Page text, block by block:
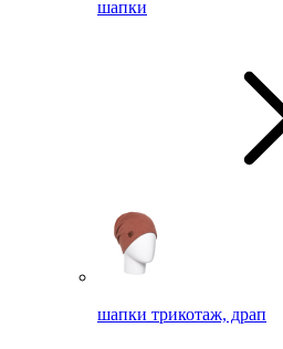
шапки
шапки трикотаж, драп